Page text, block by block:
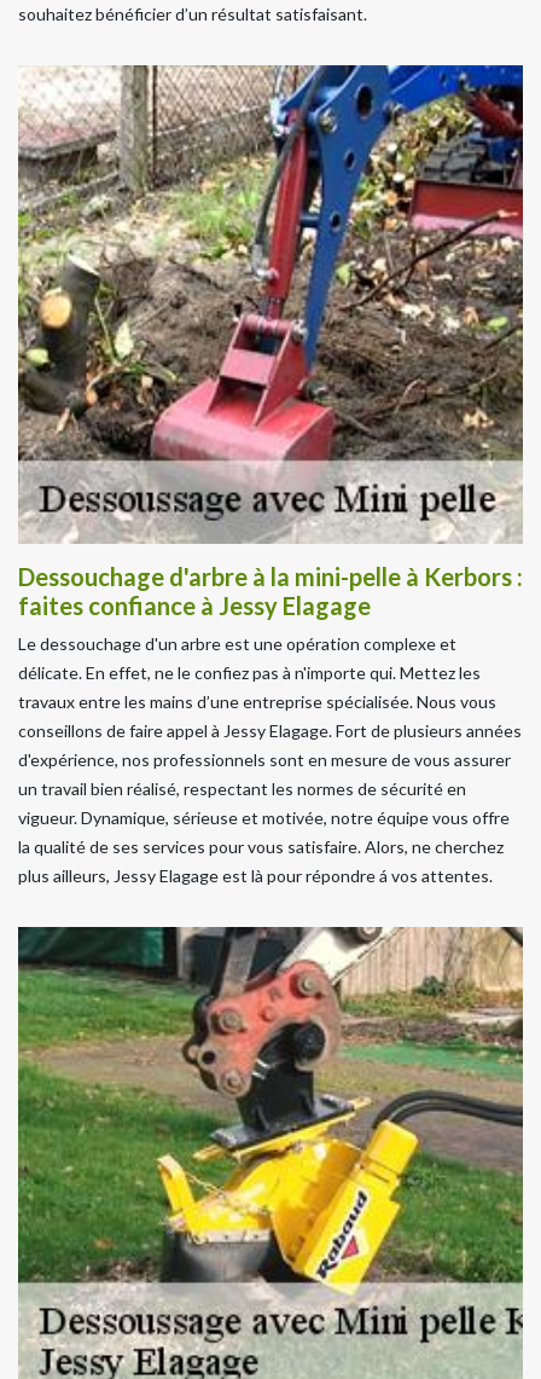
souhaitez bénéficier d’un résultat satisfaisant.
Dessouchage d'arbre à la mini-pelle à Kerbors :
faites confiance à Jessy Elagage
Le dessouchage d'un arbre est une opération complexe et
délicate. En effet, ne le confiez pas à n'importe qui. Mettez les
travaux entre les mains d’une entreprise spécialisée. Nous vous
conseillons de faire appel à Jessy Elagage. Fort de plusieurs années
d'expérience, nos professionnels sont en mesure de vous assurer
un travail bien réalisé, respectant les normes de sécurité en
vigueur. Dynamique, sérieuse et motivée, notre équipe vous offre
la qualité de ses services pour vous satisfaire. Alors, ne cherchez
plus ailleurs, Jessy Elagage est là pour répondre á vos attentes.